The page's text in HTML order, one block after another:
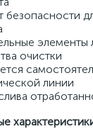
безопасности
очистки
линии